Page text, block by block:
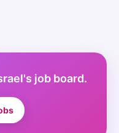
job board.